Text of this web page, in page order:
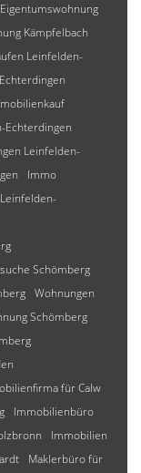
Eigentumswohnung
Kämpfelbach
Leinfelden-
Echterdingen
Leinfelden-
Immo
Schömberg
Wohnungen
Schömberg
für Calw
Immobilienbüro
Immobilien
Maklerbüro für